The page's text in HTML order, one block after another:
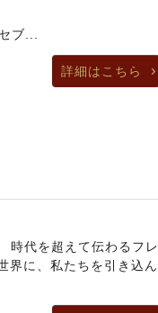
ブ...
詳細はこちら
時代を超えて伝わるフレ
界に、私たちを引き込ん